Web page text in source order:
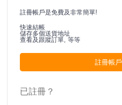
註冊帳戶是免費及非常簡單!
快速結帳
儲存多個送貨地址
查看及跟蹤訂單, 等等
註冊帳戶
已註冊？